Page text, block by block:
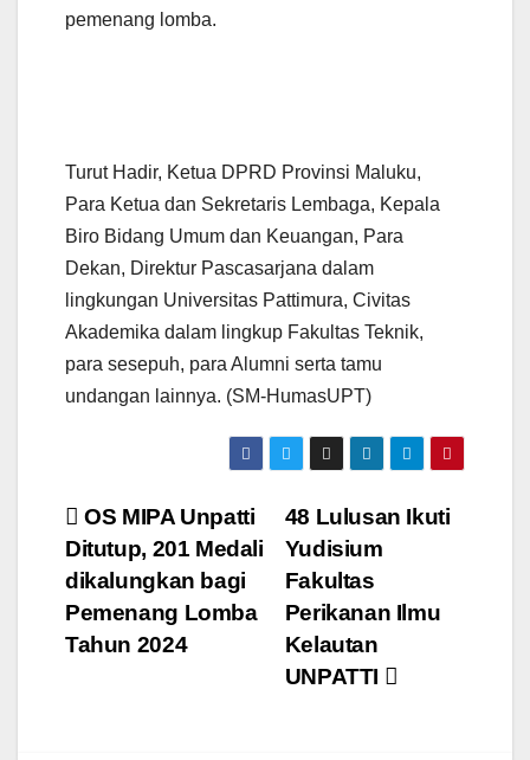
pemenang lomba.
Turut Hadir, Ketua DPRD Provinsi Maluku,
Para Ketua dan Sekretaris Lembaga, Kepala
Biro Bidang Umum dan Keuangan, Para
Dekan, Direktur Pascasarjana dalam
lingkungan Universitas Pattimura, Civitas
Akademika dalam lingkup Fakultas Teknik,
para sesepuh, para Alumni serta tamu
undangan lainnya. (SM-HumasUPT)
Navigasi
pos
48 Lulusan Ikuti
Yudisium
Fakultas
Perikanan Ilmu
Kelautan
UNPATTI
OS MIPA Unpatti
Ditutup, 201 Medali
dikalungkan bagi
Pemenang Lomba
Tahun 2024